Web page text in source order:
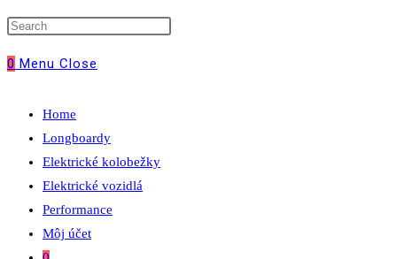
website
0 Menu Close
Home
Longboardy
Elektrické kolobežky
Elektrické vozidlá
Performance
Môj účet